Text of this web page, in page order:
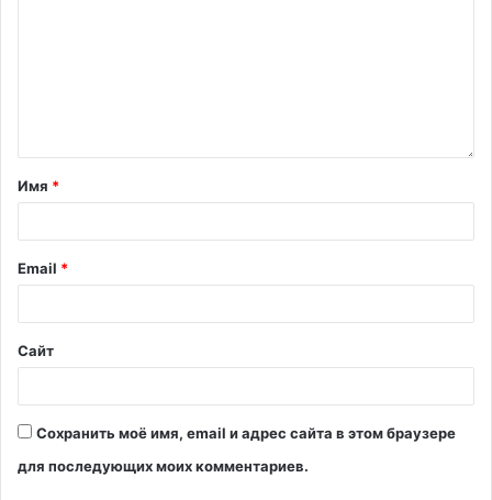
Имя *
Email *
Сайт
Сохранить моё имя, email и адрес сайта в этом браузере
для последующих моих комментариев.